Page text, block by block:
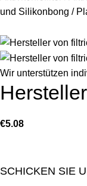
Wir unterstützen
€5.08
SCHICKEN SIE